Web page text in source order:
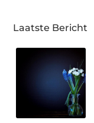
Laatste Bericht